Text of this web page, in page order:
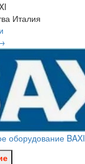
Италия
оборудование BAXI